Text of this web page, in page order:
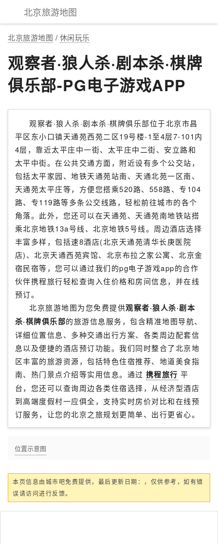
北京旅游地图
北京旅游地图 / 休闲玩乐
观察者·狼人杀·剧本杀·棋牌
俱乐部-PG电子游戏APP
观察者·狼人杀·剧本杀·棋牌俱乐部位于北京市昌
平区东小口镇天通苑西苑二区19号楼-1至4层7-101内
4层，靠近太平庄中一街、太平庄中二街、安立路和
太平中街。在公共交通方面，附近设有多个公交站，
包括太平家园、地铁天通苑站南、天通北苑一区南、
天通苑太平庄等，方便您搭乘520路、558路、专104
路、专119路等多条公交线路，轻松前往城市的各个
角落。此外，您还可以在天通苑、天通苑南地铁站搭
乘北京地铁13a号线、北京地铁5号线。周边酒店选择
丰富多样，包括速8酒店(北京天通苑清华长庚医院
店)、北京天通西苑宾馆、北京布拉之家公寓、北京金
宿民宿等，您可以通过我们的pg电子游戏app的合作
伙伴携程旅行轻松查询入住价格和房间信息，并在线
预订。
北京旅游地图为您免费提供观察者·狼人杀·剧本
杀·棋牌俱乐部的旅游信息服务，包含精准地图导航、
详细位置信息、多种交通出行方案、各类周边配套信
息以及便捷的酒店预订功能。我们同时整合了北京地
区丰富的旅游资源，包括特色住宿推荐、地道美食指
南、热门景点介绍等实用信息。通过 携程旅行 平
台，您还可以查询周边各类住宿选择，从经济型酒店
到高端度假村一应俱全，支持实时房价对比和在线预
订服务，让您的北京之旅规划更简单、出行更省心。
位置示意图
本页信息由城市吧免费提供，最后更新日期：，仅供参考，如有错
误请访问进行反馈。